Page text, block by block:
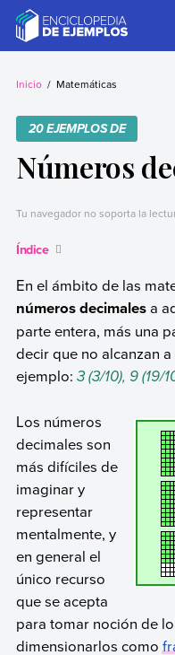
contentEjemplos
Necesitas ejemplos.
Inicio Matemáticas
20 EJEMPLOS DE
Números
Tu navegador no soporta la
Índice
En el ámbito de las
números decimalesa
parte entera, más una
decir que no alcanzan
ejemplo: 3 (3/10), 9 (19/
Los números
decimales son
más difíciles de
imaginar y
representar
mentalmente, y
en general el
único recurso
que se acepta
para tomar noción de
dimensionarlos como